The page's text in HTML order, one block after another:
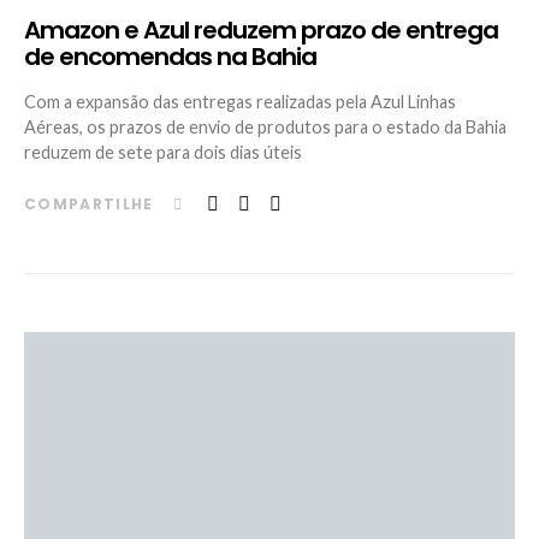
Amazon e Azul reduzem prazo de entrega
de encomendas na Bahia
Com a expansão das entregas realizadas pela Azul Linhas
Aéreas, os prazos de envio de produtos para o estado da Bahia
reduzem de sete para dois dias úteis
COMPARTILHE